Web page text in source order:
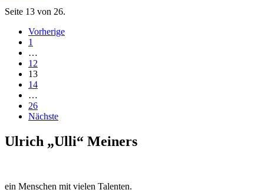
Seite 13 von 26.
Vorherige
1
…
12
13
14
…
26
Nächste
Ulrich „Ulli“ Meiners
ein Menschen mit vielen Talenten.